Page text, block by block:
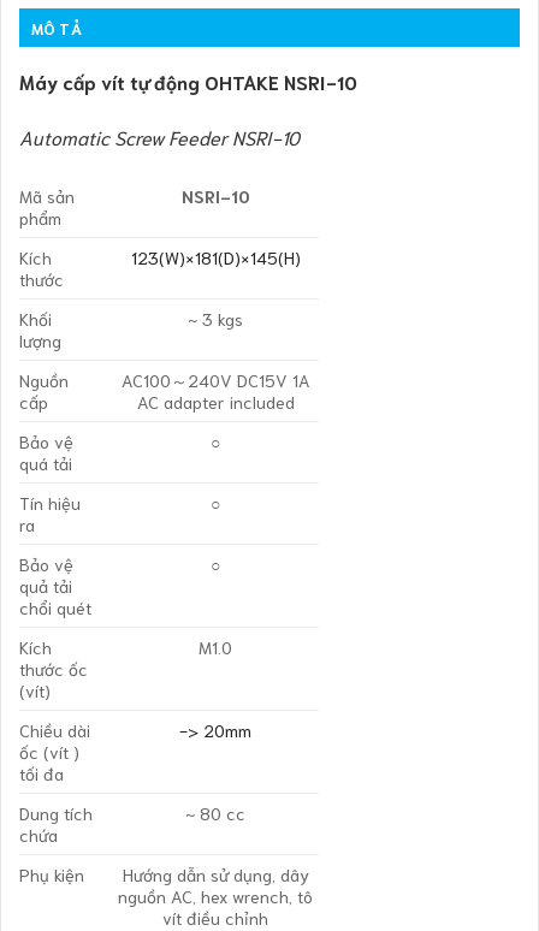
MÔ TẢ
Máy cấp vít tự động OHTAKE NSRI-10
Automatic Screw Feeder NSRI-10
Mã sản
phẩm
NSRI-10
Kích
thước
123(W)×181(D)×145(H)
Khối
lượng
~ 3 kgs
Nguồn
cấp
AC100～240V DC15V 1A
AC adapter included
Bảo vệ
quá tải
○
Tín hiệu
ra
○
Bảo vệ
quả tải
chổi quét
○
Kích
thước ốc
(vít)
M1.0
Chiều dài
ốc (vít )
tối đa
-> 20mm
Dung tích
chứa
~ 80 cc
Phụ kiện
Hướng dẫn sử dụng, dây
nguồn AC, hex wrench, tô
vít điều chỉnh